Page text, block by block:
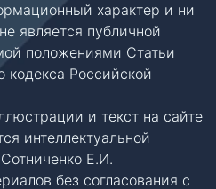
характер и ни
является публичной
положениями Статьи
кодекса Российской
и текст на сайте
интеллектуальной
Е.И.
без согласования с